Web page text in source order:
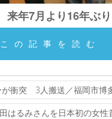
年7月より16年ぶ
この記事を読む
が衝突 3人搬送／福岡市博
はるみさんを日本初の女